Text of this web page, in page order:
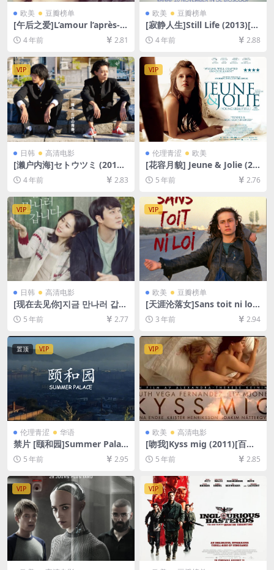
欧美 豆瓣榜单
[午后之爱]L’amour l’après-m
idi (1972)[百度网盘+迅雷云盘
资源1080P超清未删减][MP4/
6.2GB][原声中字]
4 年前 2.81
欧美 豆瓣榜单
[寂静人生]Still Life (2013)[百
度网盘+迅雷云盘资源1080P
超清未删减][MP4/5.7GB][中
文字幕]
4 年前 2.88
VIP
日韩 高清电影
[濑户内海]セトウツミ (2016)
[百度网盘+迅雷云盘资源1080
P超清未删减][MP4/4.5GB][日
4 年前 2.83
VIP
伦理青涩 欧美
[花容月貌] Jeune & Jolie (20
13)[百度网盘+迅雷云盘资源1
080P][MP4/6.1GB][原声中文
包（含解压密码）】
5 年前 2.76
VIP
日韩 高清电影
[现在去见你]지금 만나러 갑니
다 (2018)[百度网盘+迅雷云盘
资源1080P超清未删减][MP4/
8.6GB][韩语中字]
5 年前 2.77
VIP
欧美 豆瓣榜单
[天涯沦落女]Sans toit ni loi
(1985)[百度网盘+夸克网盘10
80P超清未删减资源][网盘在
线播放/下载][MP4/6.8GB][中
文字幕]
3 年前 2.94
置顶 VIP
伦理青涩 华语
禁片 [颐和园]Summer Palac
e(2006)[百度网盘+夸克网盘
+迅雷云盘资源未删减1080P
高清][MP4/7GB][中英字幕]
5 年前 2.95
VIP
欧美 高清电影
[吻我]Kyss mig (2011)[百度
网盘+迅雷云盘资源1080P超
清未删减][MP4/6.7GB][原声
中字]
5 年前 2.85
VIP VIP